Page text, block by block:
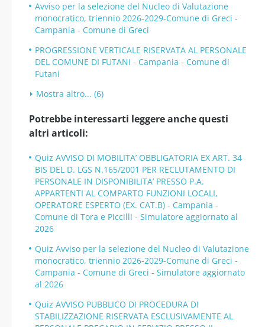
Avviso per la selezione del Nucleo di Valutazione
monocratico, triennio 2026-2029-Comune di Greci -
Campania - Comune di Greci
PROGRESSIONE VERTICALE RISERVATA AL PERSONALE
DEL COMUNE DI FUTANI - Campania - Comune di
Futani
Mostra altro... (6)
Potrebbe interessarti leggere anche questi
altri articoli:
Quiz AVVISO DI MOBILITA’ OBBLIGATORIA EX ART. 34
BIS DEL D. LGS N.165/2001 PER RECLUTAMENTO DI
PERSONALE IN DISPONIBILITA’ PRESSO P.A.
APPARTENTI AL COMPARTO FUNZIONI LOCALI,
OPERATORE ESPERTO (EX. CAT.B) - Campania -
Comune di Tora e Piccilli - Simulatore aggiornato al
2026
Quiz Avviso per la selezione del Nucleo di Valutazione
monocratico, triennio 2026-2029-Comune di Greci -
Campania - Comune di Greci - Simulatore aggiornato
al 2026
Quiz AVVISO PUBBLICO DI PROCEDURA DI
STABILIZZAZIONE RISERVATA ESCLUSIVAMENTE AL